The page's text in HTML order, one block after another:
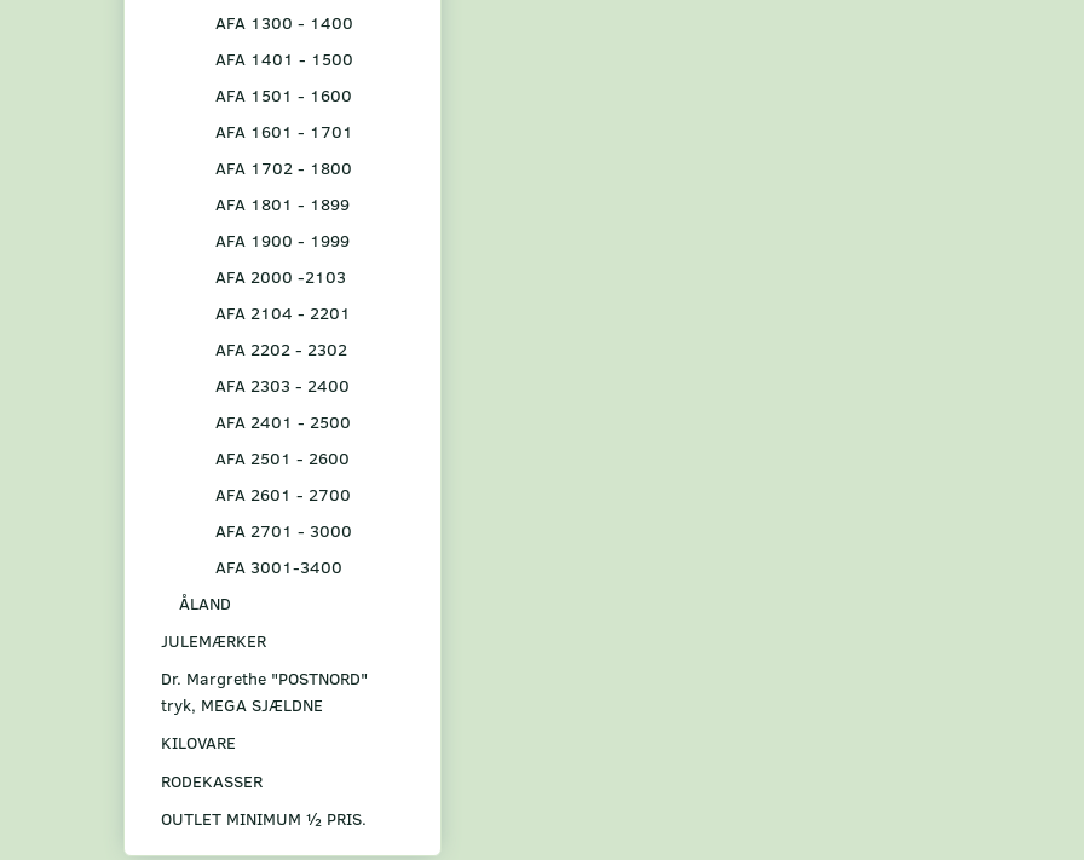
AFA 1300 - 1400
AFA 1401 - 1500
AFA 1501 - 1600
AFA 1601 - 1701
AFA 1702 - 1800
AFA 1801 - 1899
AFA 1900 - 1999
AFA 2000 -2103
AFA 2104 - 2201
AFA 2202 - 2302
AFA 2303 - 2400
AFA 2401 - 2500
AFA 2501 - 2600
AFA 2601 - 2700
AFA 2701 - 3000
AFA 3001-3400
ÅLAND
JULEMÆRKER
Dr. Margrethe "POSTNORD"
tryk, MEGA SJÆLDNE
KILOVARE
RODEKASSER
OUTLET MINIMUM ½ PRIS.